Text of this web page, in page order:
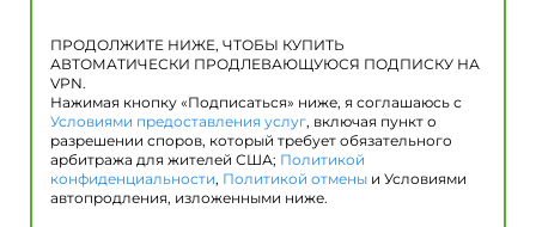
ПРОДОЛЖИТЕ НИЖЕ, ЧТОБЫ КУПИТЬ
АВТОМАТИЧЕСКИ ПРОДЛЕВАЮЩУЮСЯ ПОДПИСКУ НА
VPN.
Нажимая кнопку «Подписаться» ниже, я соглашаюсь с
Условиями предоставления услуг, включая пункт о
разрешении споров, который требует обязательного
арбитража для жителей США; Политикой
конфиденциальности, Политикой отмены и Условиями
автопродления, изложенными ниже.